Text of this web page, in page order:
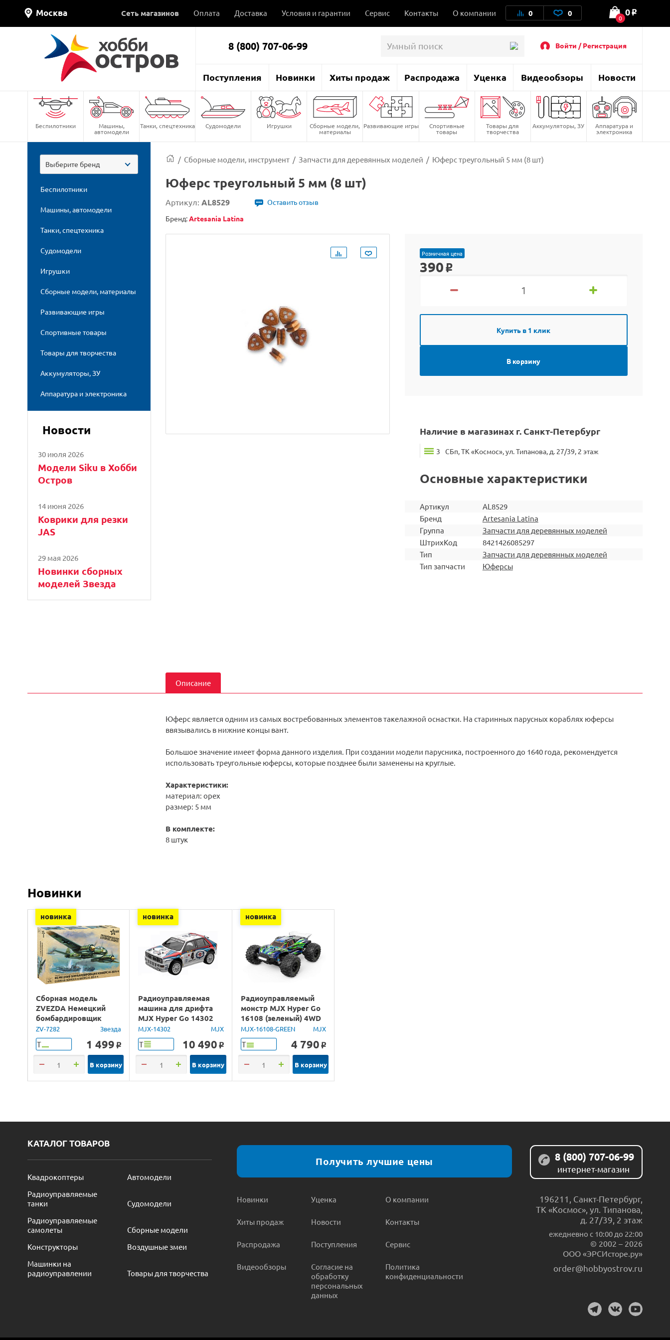
Москва Сеть магазинов Оплата Доставка Условия и гарантии Сервис Контакты О компании 0 0 0
0 o
8 (800) 707-06-99 Войти / Регистрация
Поступления Новинки Хиты продаж Распродажа Уценка Видеообзоры Новости
Беспилотники Машины,
автомодели
Танки, спецтехника Судомодели Игрушки Сборные модели,
материалы
Развивающие игры Спортивные
товары
Товары для
творчества
Аккумуляторы, ЗУ Аппаратура и
электроника
Выберите бренд
Беспилотники
Машины, автомодели
Танки, спецтехника
Судомодели
Игрушки
Сборные модели, материалы
Развивающие игры
Спортивные товары
Товары для творчества
Аккумуляторы, ЗУ
Аппаратура и электроника
Новости
30 июля 2026
Модели Siku в Хобби
Остров
14 июня 2026
Коврики для резки
JAS
29 мая 2026
Новинки сборных
моделей Звезда
/ Сборные модели, инструмент / Запчасти для деревянных моделей / Юферс треугольный 5 мм (8 шт)
Юферс треугольный 5 мм (8 шт)
Артикул: AL8529
Оставить отзыв
Бренд:Artesania Latina
Розничная цена
390 o
Купить в 1 клик
В корзину
Наличие в магазинах г. Санкт-Петербург
3 СБп, ТК «Космос», ул. Типанова, д. 27/39, 2 этаж
Основные характеристики
Артикул
AL8529
Бренд
Artesania Latina
Группа
Запчасти для деревянных моделей
ШтрихКод
8421426085297
Тип
Запчасти для деревянных моделей
Тип запчасти
Юферсы
Описание
Юферс является одним из самых востребованных элементов такелажной оснастки. На старинных парусных кораблях юферсы
ввязывались в нижние концы вант.
Большое значение имеет форма данного изделия. При создании модели парусника, построенного до 1640 года, рекомендуется
использовать треугольные юферсы, которые позднее были заменены на круглые.
Характеристики:
материал: орех
размер: 5 мм
В комплекте:
8 штук
Новинки
новинка
Сборная модель
ZVEZDA Немецкий
бомбардировщик
Юнкерс Ju-88, 1/72
ZV-7282 Звезда
Т 1 499 o
В корзину
новинка
Радиоуправляемая
машина для дрифта
MJX Hyper Go 14302
Lancia Delta Brushless
4WD 2.4G LED 1/14
RTR
MJX-14302 MJX
Т 10 490 o
В корзину
новинка
Радиоуправляемый
монстр MJX Hyper Go
16108 (зеленый) 4WD
2.4G LED 1/16 RTR
MJX-16108-GREEN MJX
Т 4 790 o
В корзину
КАТАЛОГ ТОВАРОВ
Квадрокоптеры
Автомодели
Радиоуправляемые
танки
Судомодели
Радиоуправляемые
самолеты
Сборные модели
Конструкторы
Воздушные змеи
Машинки на
радиоуправлении
Товары для творчества
Получить лучшие цены
Новинки
Хиты продаж
Распродажа
Видеообзоры
Уценка
Новости
Поступления
Согласие на
обработку
персональных
данных
О компании
Контакты
Сервис
Политика
конфиденциальности
8 (800) 707-06-99
интернет-магазин
196211 Санкт-Петербург,
ТК «Космос», ул. Типанова,
д. 27/39, 2 этаж
ежедневно c 10:00 до 22:00
© 2002 – 2026
ООО «ЭРСИсторе.ру»
order@hobbyostrov.ru